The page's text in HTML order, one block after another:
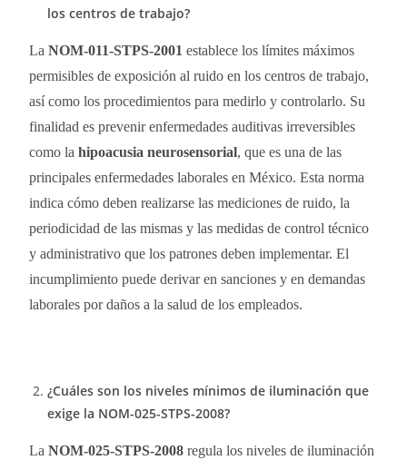
los centros de trabajo?
LaNOM-011-STPS-2001 establece los límites máximos
permisibles de exposición al ruido en los centros de trabajo,
así como los procedimientos para medirlo y controlarlo. Su
finalidad es prevenir enfermedades auditivas irreversibles
como lahipoacusia neurosensorial, que es una de las
principales enfermedades laborales en México. Esta norma
indica cómo deben realizarse las mediciones de ruido, la
periodicidad de las mismas y las medidas de control técnico
y administrativo que los patrones deben implementar. El
incumplimiento puede derivar en sanciones y en demandas
laborales por daños a la salud de los empleados.
¿Cuáles son los niveles mínimos de iluminación que
exige la NOM-025-STPS-2008?
LaNOM-025-STPS-2008 regula los niveles de iluminación